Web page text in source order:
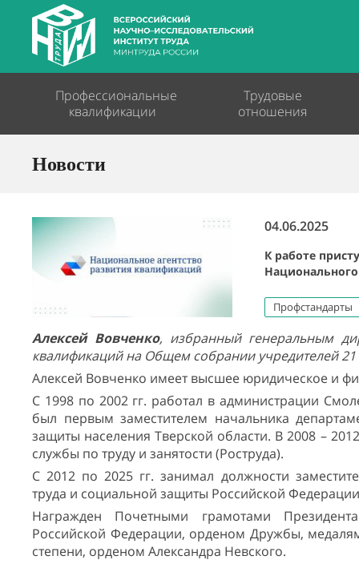
Профессиональные
квалификации
Трудовые
отношения
Новости
04.06.2025
К работе
Национального
Профстандарты
Алексей Вовченко, избранный генеральным
квалификаций на Общем собрании учредителей
Алексей Вовченко имеет высшее юридическое и
С 1998 по 2002 гг. работал в администрации
был первым заместителем начальника
защиты населения Тверской области. В 2008 –
службы по труду и занятости (Роструда).
С 2012 по 2025 гг. занимал должности
труда и социальной защиты Российской
Награжден Почетными грамотами
Российской Федерации, орденом Дружбы,
степени, орденом Александра Невского.